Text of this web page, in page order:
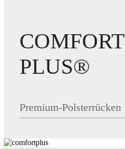
COMFORT
PLUS®
Premium-Polsterrücken